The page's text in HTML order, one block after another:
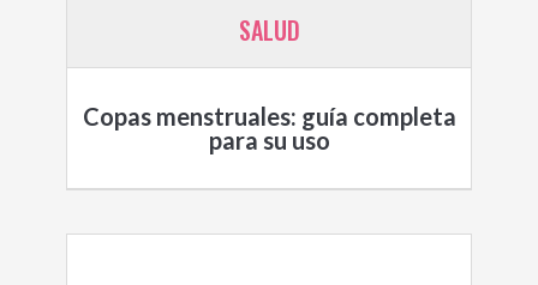
SALUD
Copas menstruales: guía completa
para su uso